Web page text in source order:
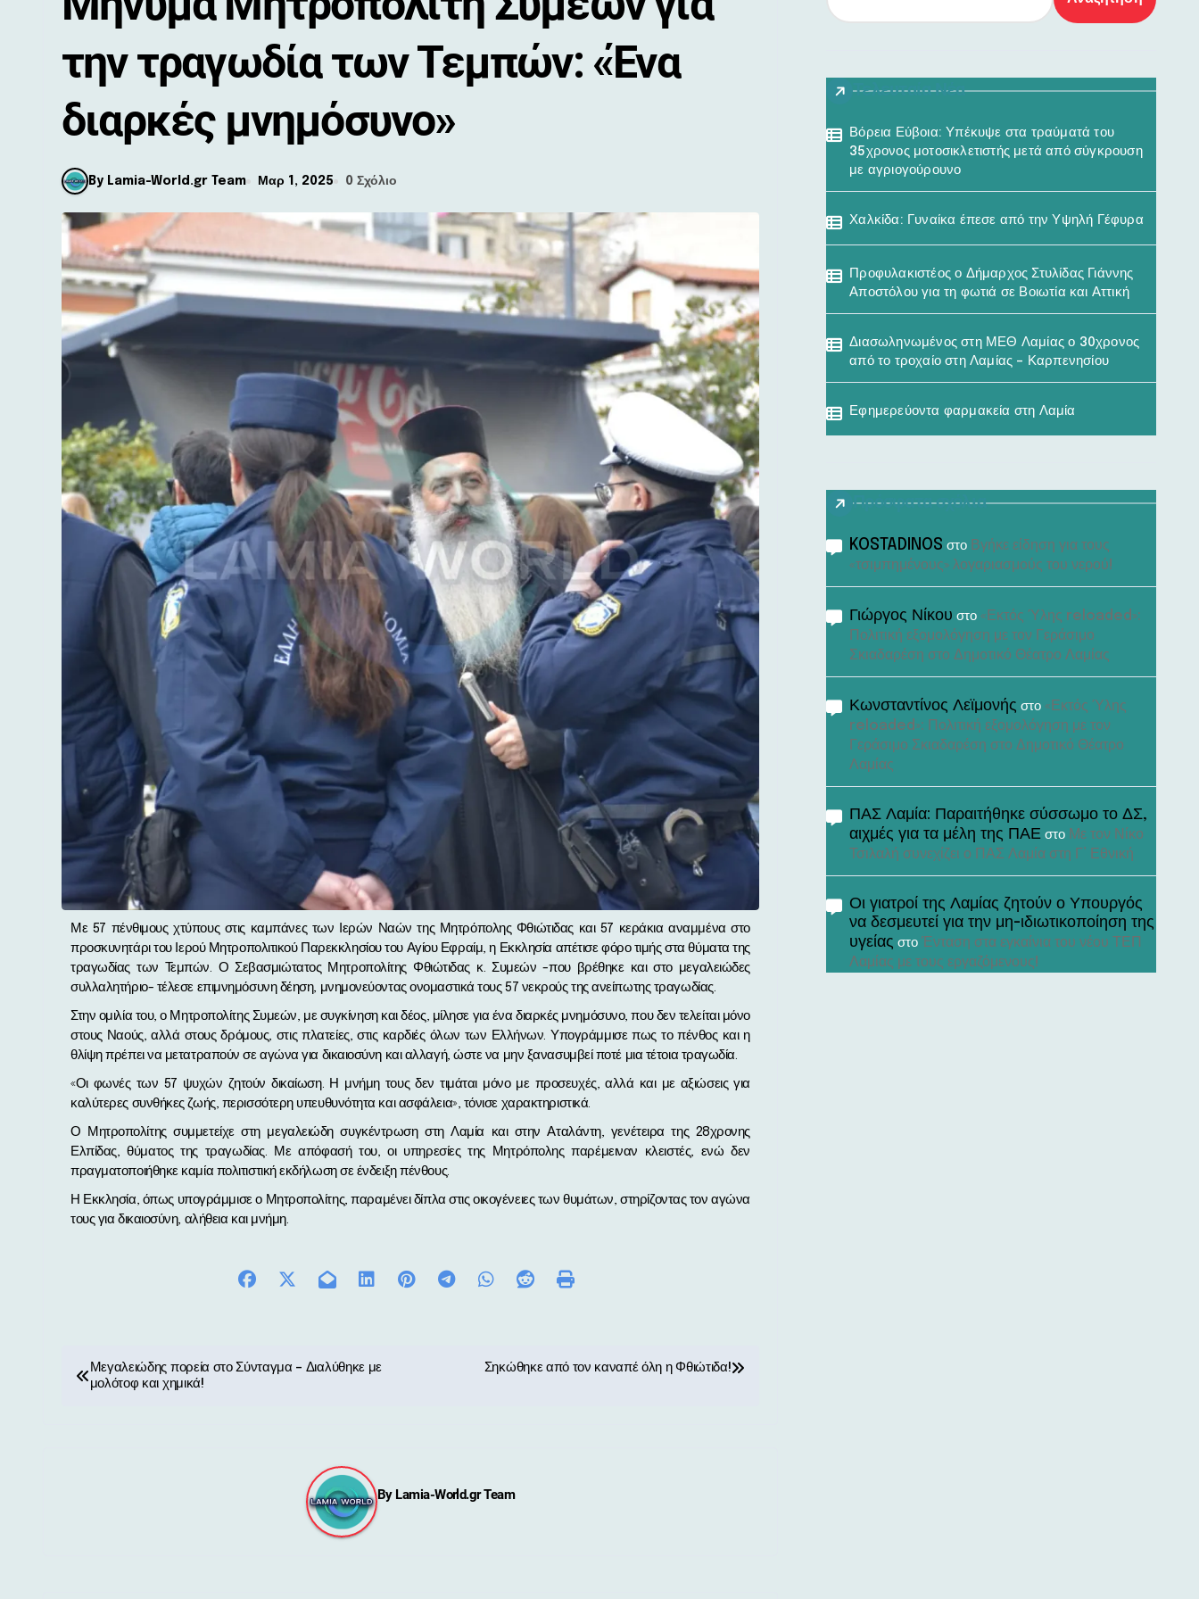
την τραγωδία των Τεμπών: «Ένα
διαρκές μνημόσυνο»
By Lamia-World.gr Team Μαρ 1, 2025 0 Σχόλιο
Με 57 πένθιμους χτύπους στις καμπάνες των Ιερών Ναών της Μητρόπολης Φθιώτιδας και 57 κεράκια αναμμένα στο
προσκυνητάρι του Ιερού Μητροπολιτικού Παρεκκλησίου του Αγίου Εφραίμ, η Εκκλησία απέτισε φόρο τιμής στα θύματα της
τραγωδίας των Τεμπών. Ο Σεβασμιώτατος Μητροπολίτης Φθιώτιδας κ. Συμεών -που βρέθηκε και στο μεγαλειώδες
συλλαλητήριο- τέλεσε επιμνημόσυνη δέηση, μνημονεύοντας ονομαστικά τους 57 νεκρούς της ανείπωτης τραγωδίας.
Στην ομιλία του, ο Μητροπολίτης Συμεών, με συγκίνηση και δέος, μίλησε για ένα διαρκές μνημόσυνο, που δεν τελείται μόνο
στους Ναούς, αλλά στους δρόμους, στις πλατείες, στις καρδιές όλων των Ελλήνων. Υπογράμμισε πως το πένθος και η
θλίψη πρέπει να μετατραπούν σε αγώνα για δικαιοσύνη και αλλαγή, ώστε να μην ξανασυμβεί ποτέ μια τέτοια τραγωδία.
«Οι φωνές των 57 ψυχών ζητούν δικαίωση. Η μνήμη τους δεν τιμάται μόνο με προσευχές, αλλά και με αξιώσεις για
καλύτερες συνθήκες ζωής, περισσότερη υπευθυνότητα και ασφάλεια», τόνισε χαρακτηριστικά.
Ο Μητροπολίτης συμμετείχε στη μεγαλειώδη συγκέντρωση στη Λαμία και στην Αταλάντη, γενέτειρα της 28χρονης
Ελπίδας, θύματος της τραγωδίας. Με απόφασή του, οι υπηρεσίες της Μητρόπολης παρέμειναν κλειστές, ενώ δεν
πραγματοποιήθηκε καμία πολιτιστική εκδήλωση σε ένδειξη πένθους.
Η Εκκλησία, όπως υπογράμμισε ο Μητροπολίτης, παραμένει δίπλα στις οικογένειες των θυμάτων, στηρίζοντας τον αγώνα
τους για δικαιοσύνη, αλήθεια και μνήμη.
Μεγαλειώδης πορεία στο Σύνταγμα – Διαλύθηκε με
μολότοφ και χημικά!
Σηκώθηκε από τον καναπέ όλη η Φθιώτιδα!
By Lamia-World.gr Team
Τελευταία Νέα
Βόρεια Εύβοια: Υπέκυψε στα τραύματά του
35χρονος μοτοσικλετιστής μετά από σύγκρουση
με αγριογούρουνο
Χαλκίδα: Γυναίκα έπεσε από την Υψηλή Γέφυρα
Προφυλακιστέος ο Δήμαρχος Στυλίδας Γιάννης
Αποστόλου για τη φωτιά σε Βοιωτία και Αττική
Διασωληνωμένος στη ΜΕΘ Λαμίας ο 30χρονος
από το τροχαίο στη Λαμίας – Καρπενησίου
Εφημερεύοντα φαρμακεία στη Λαμία
Πρόσφατα σχόλια
KOSTADINOS στο Βγήκε είδηση για τους
«τσιμπημένους» λογαριασμούς του νερού!
Γιώργος Νίκου στο «Εκτός Ύλης reloaded»:
Πολιτική εξομολόγηση με τον Γεράσιμο
Σκιαδαρέση στο Δημοτικό Θέατρο Λαμίας
Κωνσταντίνος Λεϊμονής στο «Εκτός Ύλης
reloaded»: Πολιτική εξομολόγηση με τον
Γεράσιμο Σκιαδαρέση στο Δημοτικό Θέατρο
Λαμίας
ΠΑΣ Λαμία: Παραιτήθηκε σύσσωμο το ΔΣ,
αιχμές για τα μέλη της ΠΑΕ στο Με τον Νίκο
Τσιλαλή συνεχίζει ο ΠΑΣ Λαμία στη Γ’ Εθνική
Οι γιατροί της Λαμίας ζητούν ο Υπουργός
να δεσμευτεί για την μη-ιδιωτικοποίηση της
υγείας στο Ένταση στα εγκαίνια του νέου ΤΕΠ
Λαμίας με τους εργαζόμενους!